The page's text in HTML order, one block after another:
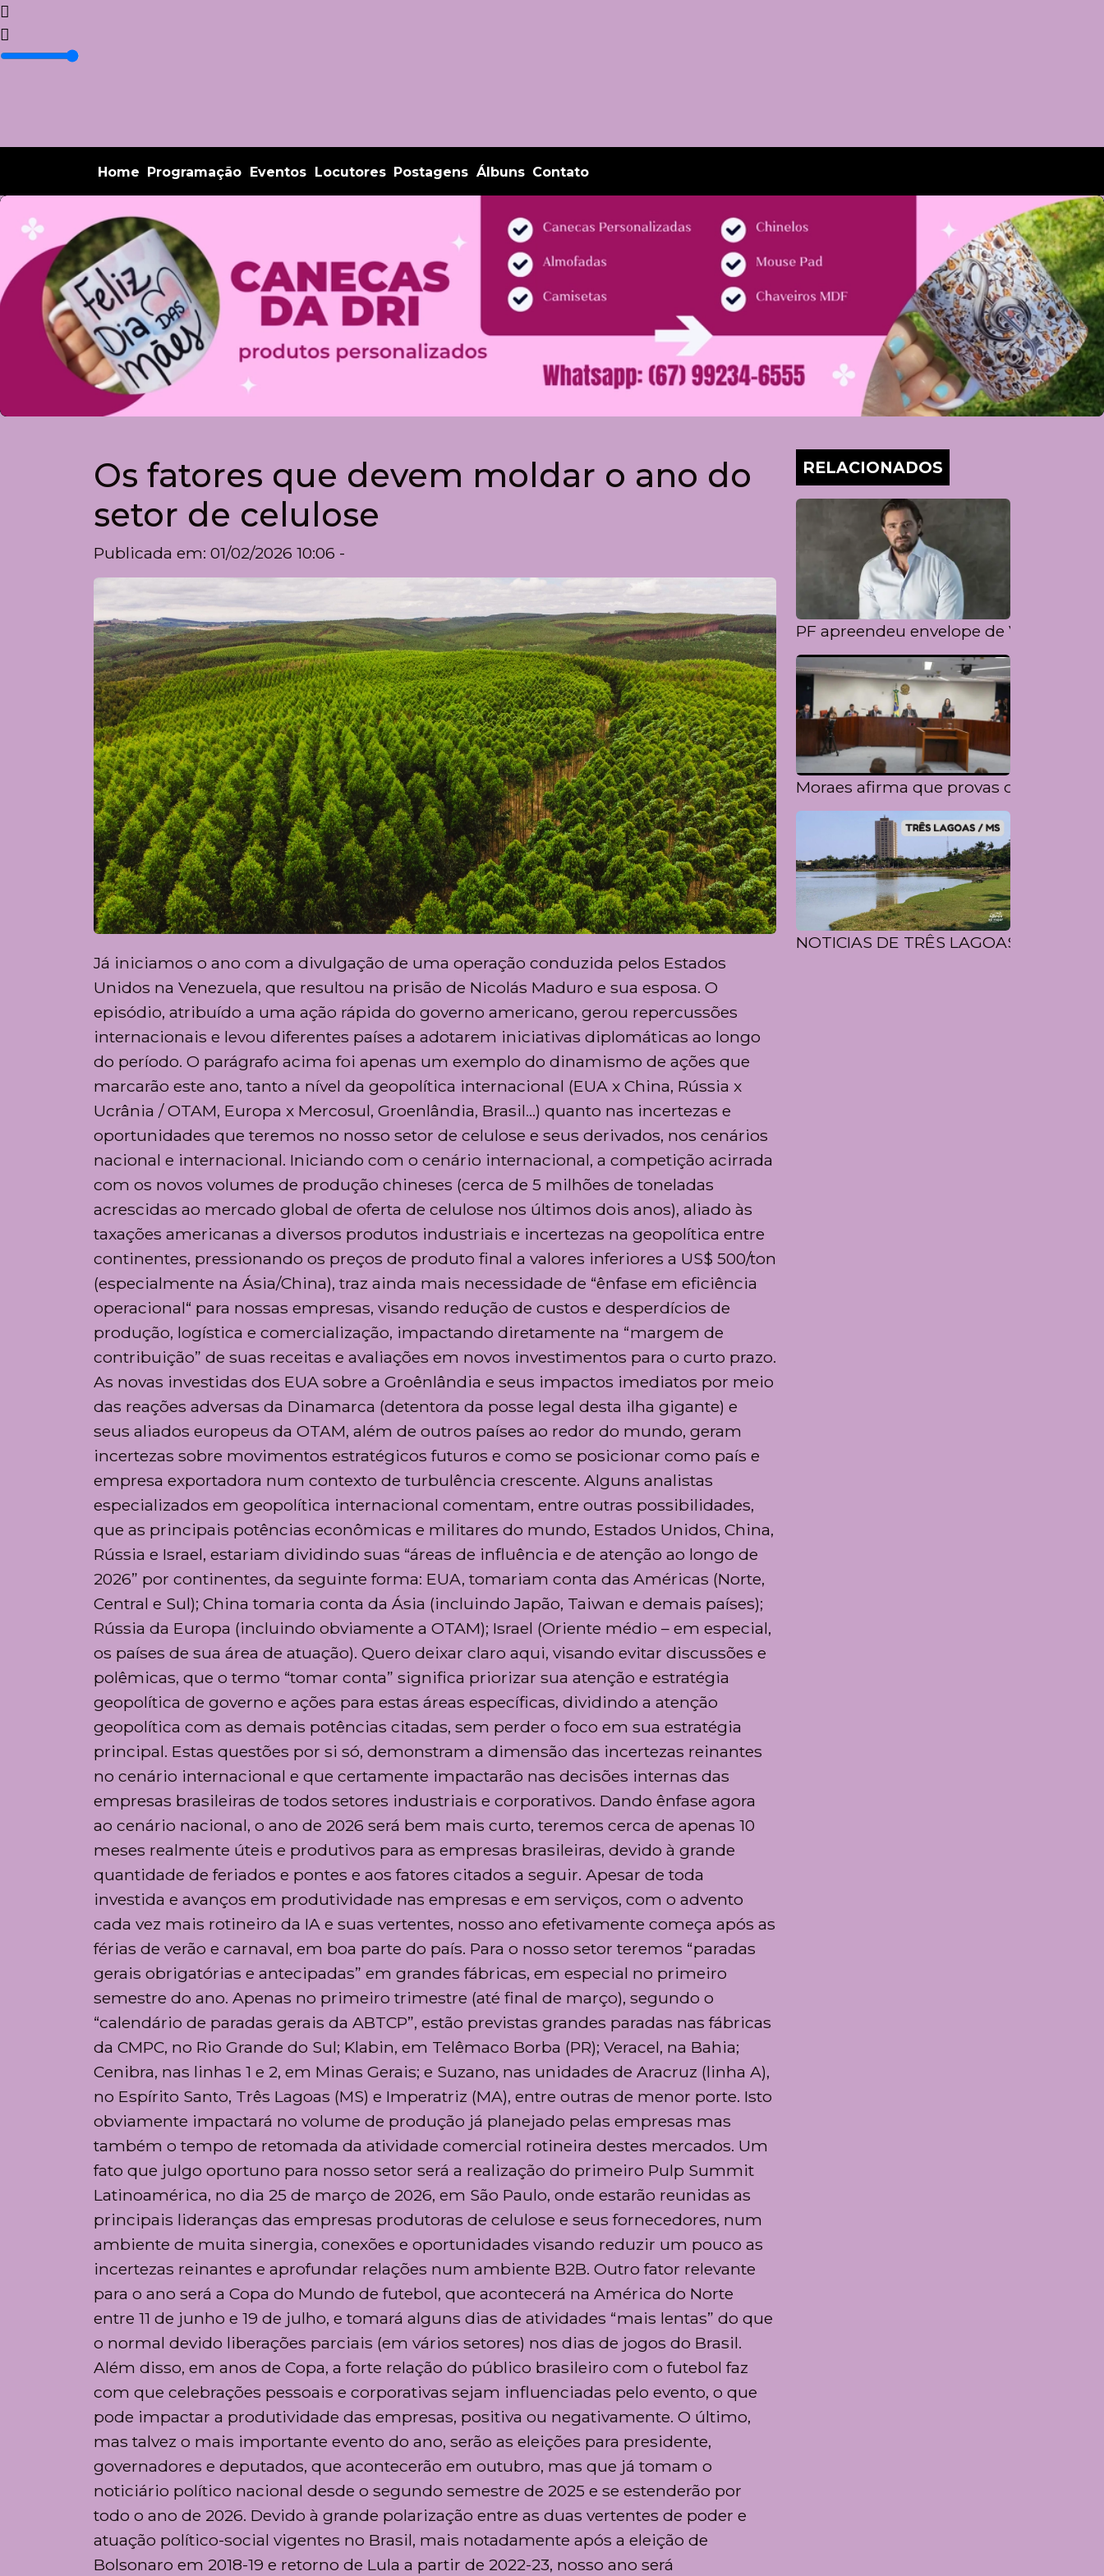
Home Programação Eventos Locutores Postagens Álbuns Contato
Os fatores que devem moldar o ano do
setor de celulose
Publicada em: 01/02/2026 10:06 -
Já iniciamos o ano com a divulgação de uma operação conduzida pelos Estados
Unidos na Venezuela, que resultou na prisão de Nicolás Maduro e sua esposa. O
episódio, atribuído a uma ação rápida do governo americano, gerou repercussões
internacionais e levou diferentes países a adotarem iniciativas diplomáticas ao longo
do período. O parágrafo acima foi apenas um exemplo do dinamismo de ações que
marcarão este ano, tanto a nível da geopolítica internacional (EUA x China, Rússia x
Ucrânia / OTAM, Europa x Mercosul, Groenlândia, Brasil…) quanto nas incertezas e
oportunidades que teremos no nosso setor de celulose e seus derivados, nos cenários
nacional e internacional. Iniciando com o cenário internacional, a competição acirrada
com os novos volumes de produção chineses (cerca de 5 milhões de toneladas
acrescidas ao mercado global de oferta de celulose nos últimos dois anos), aliado às
taxações americanas a diversos produtos industriais e incertezas na geopolítica entre
continentes, pressionando os preços de produto final a valores inferiores a US$ 500/ton
(especialmente na Ásia/China), traz ainda mais necessidade de “ênfase em eficiência
operacional“ para nossas empresas, visando redução de custos e desperdícios de
produção, logística e comercialização, impactando diretamente na “margem de
contribuição” de suas receitas e avaliações em novos investimentos para o curto prazo.
As novas investidas dos EUA sobre a Groênlândia e seus impactos imediatos por meio
das reações adversas da Dinamarca (detentora da posse legal desta ilha gigante) e
seus aliados europeus da OTAM, além de outros países ao redor do mundo, geram
incertezas sobre movimentos estratégicos futuros e como se posicionar como país e
empresa exportadora num contexto de turbulência crescente. Alguns analistas
especializados em geopolítica internacional comentam, entre outras possibilidades,
que as principais potências econômicas e militares do mundo, Estados Unidos, China,
Rússia e Israel, estariam dividindo suas “áreas de influência e de atenção ao longo de
2026” por continentes, da seguinte forma: EUA, tomariam conta das Américas (Norte,
Central e Sul); China tomaria conta da Ásia (incluindo Japão, Taiwan e demais países);
Rússia da Europa (incluindo obviamente a OTAM); Israel (Oriente médio – em especial,
os países de sua área de atuação). Quero deixar claro aqui, visando evitar discussões e
polêmicas, que o termo “tomar conta” significa priorizar sua atenção e estratégia
geopolítica de governo e ações para estas áreas específicas, dividindo a atenção
geopolítica com as demais potências citadas, sem perder o foco em sua estratégia
principal. Estas questões por si só, demonstram a dimensão das incertezas reinantes
no cenário internacional e que certamente impactarão nas decisões internas das
empresas brasileiras de todos setores industriais e corporativos. Dando ênfase agora
ao cenário nacional, o ano de 2026 será bem mais curto, teremos cerca de apenas 10
meses realmente úteis e produtivos para as empresas brasileiras, devido à grande
quantidade de feriados e pontes e aos fatores citados a seguir. Apesar de toda
investida e avanços em produtividade nas empresas e em serviços, com o advento
cada vez mais rotineiro da IA e suas vertentes, nosso ano efetivamente começa após as
férias de verão e carnaval, em boa parte do país. Para o nosso setor teremos “paradas
gerais obrigatórias e antecipadas” em grandes fábricas, em especial no primeiro
semestre do ano. Apenas no primeiro trimestre (até final de março), segundo o
“calendário de paradas gerais da ABTCP”, estão previstas grandes paradas nas fábricas
da CMPC, no Rio Grande do Sul; Klabin, em Telêmaco Borba (PR); Veracel, na Bahia;
Cenibra, nas linhas 1 e 2, em Minas Gerais; e Suzano, nas unidades de Aracruz (linha A),
no Espírito Santo, Três Lagoas (MS) e Imperatriz (MA), entre outras de menor porte. Isto
obviamente impactará no volume de produção já planejado pelas empresas mas
também o tempo de retomada da atividade comercial rotineira destes mercados. Um
fato que julgo oportuno para nosso setor será a realização do primeiro Pulp Summit
Latinoamérica, no dia 25 de março de 2026, em São Paulo, onde estarão reunidas as
principais lideranças das empresas produtoras de celulose e seus fornecedores, num
ambiente de muita sinergia, conexões e oportunidades visando reduzir um pouco as
incertezas reinantes e aprofundar relações num ambiente B2B. Outro fator relevante
para o ano será a Copa do Mundo de futebol, que acontecerá na América do Norte
entre 11 de junho e 19 de julho, e tomará alguns dias de atividades “mais lentas” do que
o normal devido liberações parciais (em vários setores) nos dias de jogos do Brasil.
Além disso, em anos de Copa, a forte relação do público brasileiro com o futebol faz
com que celebrações pessoais e corporativas sejam influenciadas pelo evento, o que
pode impactar a produtividade das empresas, positiva ou negativamente. O último,
mas talvez o mais importante evento do ano, serão as eleições para presidente,
governadores e deputados, que acontecerão em outubro, mas que já tomam o
noticiário político nacional desde o segundo semestre de 2025 e se estenderão por
todo o ano de 2026. Devido à grande polarização entre as duas vertentes de poder e
atuação político-social vigentes no Brasil, mais notadamente após a eleição de
Bolsonaro em 2018-19 e retorno de Lula a partir de 2022-23, nosso ano será
RELACIONADOS
PF apreendeu envelope de Vorcaro
Moraes afirma que provas confirmam
NOTICIAS DE TRÊS LAGOAS E